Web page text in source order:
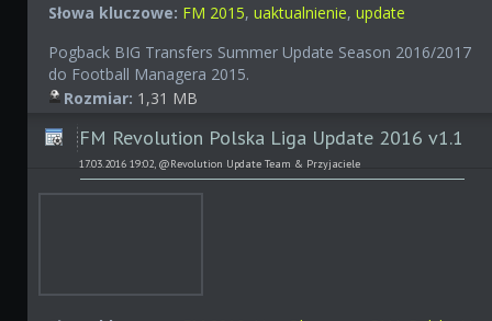
Słowa kluczowe: FM 2015,uaktualnienie,update
Pogback BIG Transfers Summer Update Season 2016/2017
do Football Managera 2015.
Rozmiar: 1,31 MB
FM Revolution Polska Liga Update 2016 v1.1
17.03.2016 19:02, @Revolution Update Team & Przyjaciele